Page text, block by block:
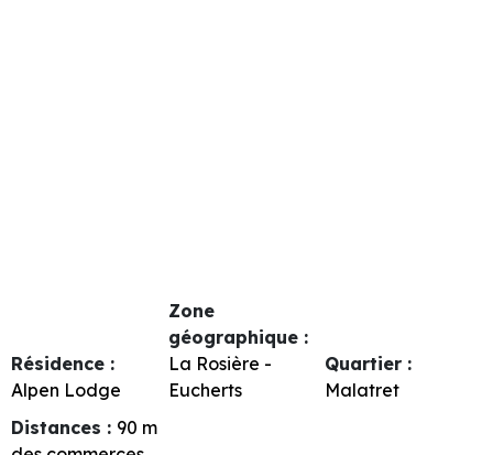
Résidence :
Alpen Lodge
Zone
géographique :
La Rosière -
Eucherts
Quartier :
Malatret
Distances : 90 m